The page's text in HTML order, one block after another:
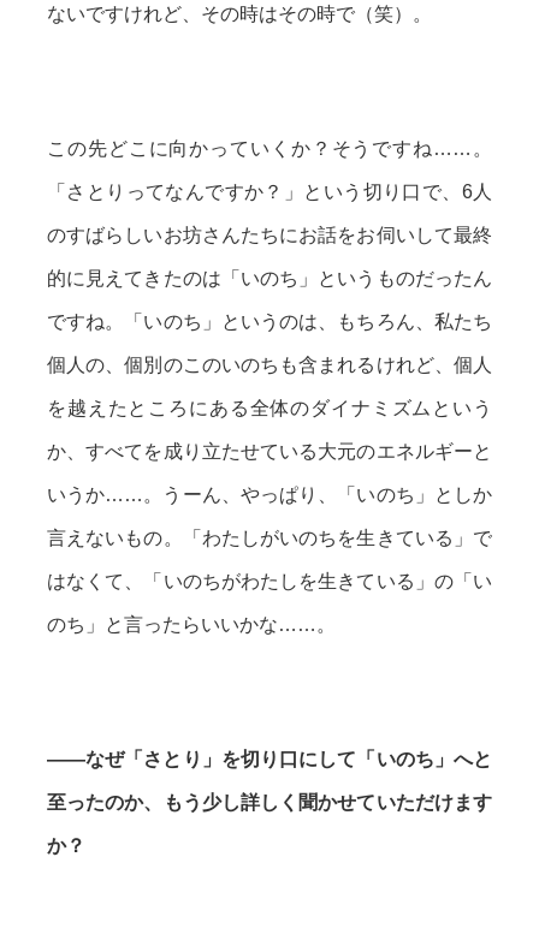
ないですけれど、その時はその時で（笑）。
この先どこに向かっていくか？そうですね……。
「さとりってなんですか？」という切り口で、6人
のすばらしいお坊さんたちにお話をお伺いして最終
的に見えてきたのは「いのち」というものだったん
ですね。「いのち」というのは、もちろん、私たち
個人の、個別のこのいのちも含まれるけれど、個人
を越えたところにある全体のダイナミズムという
か、すべてを成り立たせている大元のエネルギーと
いうか……。うーん、やっぱり、「いのち」としか
言えないもの。「わたしがいのちを生きている」で
はなくて、「いのちがわたしを生きている」の「い
のち」と言ったらいいかな……。
——なぜ「さとり」を切り口にして「いのち」へと
至ったのか、もう少し詳しく聞かせていただけます
か？